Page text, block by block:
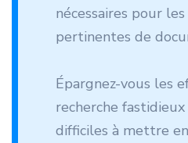
nécessaires pour
pertinentes de
Épargnez-vous les
recherche
difficiles à mettre